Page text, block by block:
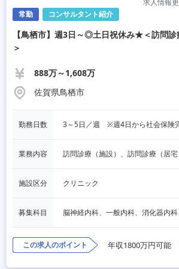
常勤 コンサルタント紹介
求人情報
【鳥栖市】週3日～◎土日祝休み★＜訪問診
＞
888万～1,608万
佐賀県鳥栖市
勤務日数 3～5日／週　※週4日から社会保険
業務内容 訪問診療（施設）、訪問診療（居宅
施設区分 クリニック
募集科目
この求人のポイント 年収1800万円可能